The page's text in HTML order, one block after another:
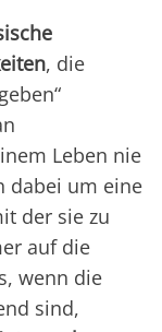
, die
Leben nie
dabei um eine
der sie zu
auf die
wenn die
sind,